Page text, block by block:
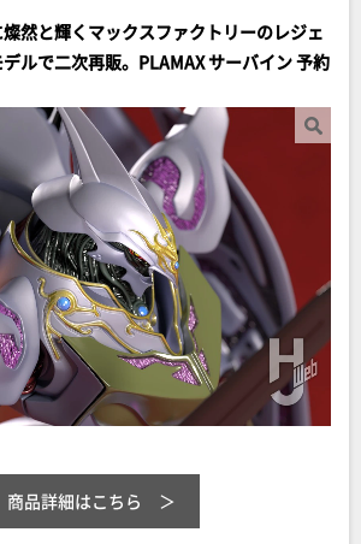
然と輝くマックスファクトリーのレジェ
ルで二次再販。PLAMAX サーバイン 予約
商品詳細はこちら